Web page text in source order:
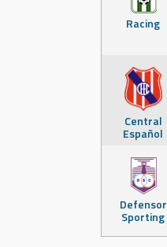
Racing
Central
Español
Defensor
Sporting